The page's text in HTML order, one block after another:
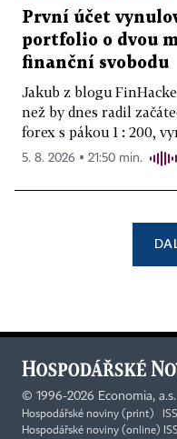
První účet
portfolio o dvou
finanční svobodu
Jakub z blogu
než by dnes radil
forex s pákou 1 : 200,
5. 8. 2026 ▪ 21:50 min.
© 1996-2026 Economia, a.s.
Hospodářské noviny (print)
Hospodářské noviny (online)